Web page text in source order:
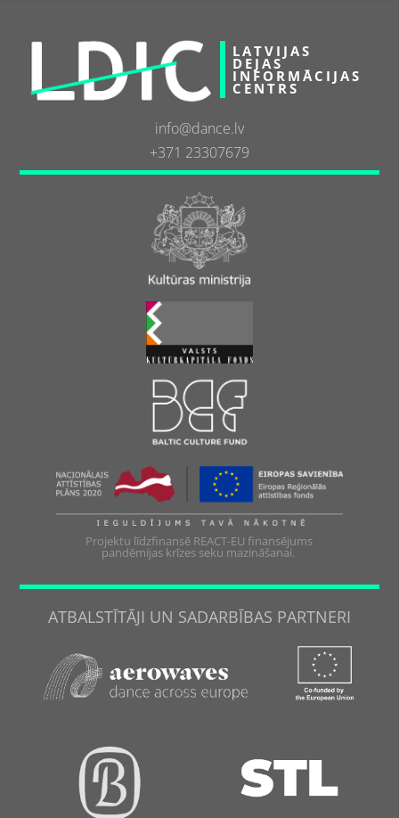
LATVIJAS
DEJAS
INFORMĀCIJAS
CENTRS
info@dance.lv
+371 23307679
Projektu līdzfinansē REACT-EU finansējums
pandēmijas krīzes seku mazināšanai.
ATBALSTĪTĀJI UN SADARBĪBAS PARTNERI